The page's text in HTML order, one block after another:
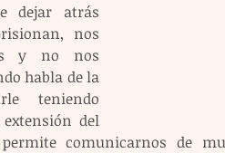
dejar atrás
nos
y no nos
habla de la
teniendo
del
comunicarnos de